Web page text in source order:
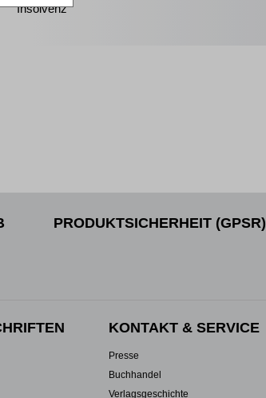
Insolvenz
PRODUKTSICHERHEIT (GPSR)
KONTAKT & SERVICE
Presse
Buchhandel
Verlagsgeschichte